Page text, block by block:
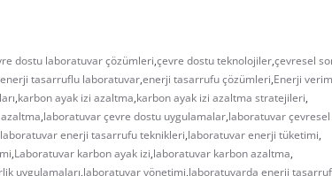
dostu laboratuvar çözümleri,çevre dostu teknolojiler,çevresel
enerji tasarruflu laboratuvar,enerji tasarrufu çözümleri,Enerji
,karbon ayak izi azaltma,karbon ayak izi azaltma stratejileri,
,laboratuvar çevre dostu uygulamalar,laboratuvar
laboratuvar enerji tasarrufu teknikleri,laboratuvar enerji tüketimi,
,Laboratuvar karbon ayak izi,laboratuvar karbon azaltma,
uygulamaları,laboratuvar yönetimi,laboratuvarda enerji